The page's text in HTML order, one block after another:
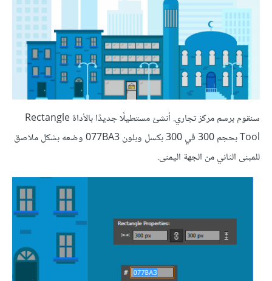
سنقوم برسم مركز تجاري. أنشئ مستطيلًا جديدًا بالأداة Rectangle
Tool بحجم 300 في 300 بكسل وبلون 077BA3 وضعه بشكل ملاصق
للمبنى الثاني من الجهة اليمنى.